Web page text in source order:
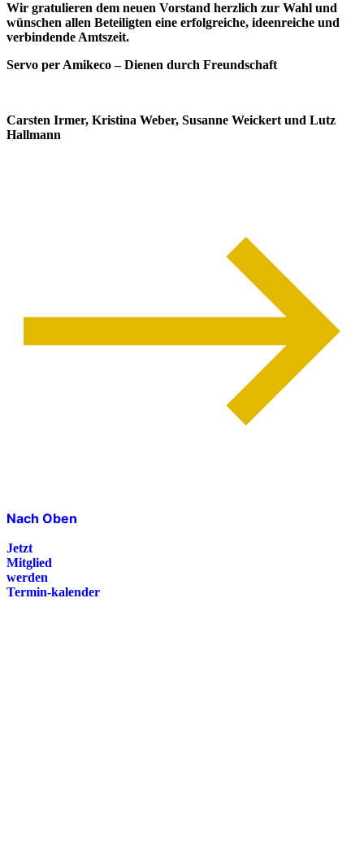
Wir gratulieren dem neuen Vorstand herzlich zur Wahl und
wünschen allen Beteiligten eine erfolgreiche, ideenreiche und
verbindende Amtszeit.
Servo per Amikeco – Dienen durch Freundschaft
Carsten Irmer, Kristina Weber, Susanne Weickert und Lutz
Hallmann
Nach Oben
Jetzt
Mitglied
werden
Termin-kalender